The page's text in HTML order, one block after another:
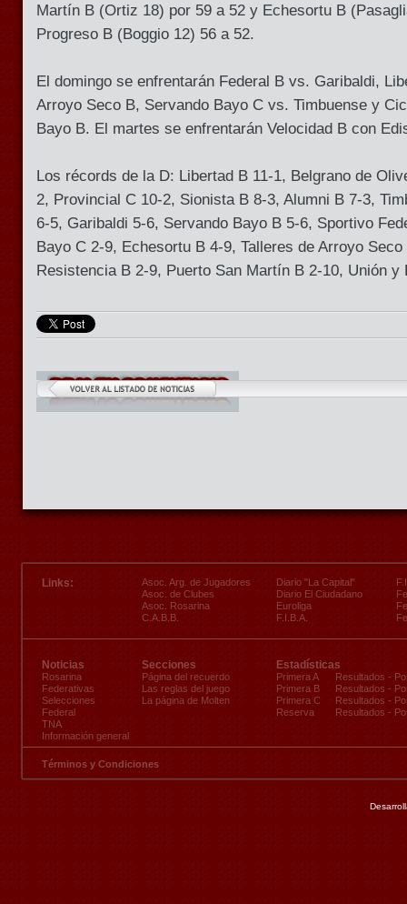
Martín B (Ortiz 18) por 59 a 52 y Echesortu B
Progreso B (Boggio 12) 56 a 52.
El domingo se enfrentarán Federal B vs. Garibaldi,
Arroyo Seco B, Servando Bayo C vs. Timbuense y
Bayo B. El martes se enfrentarán Velocidad B con
Los récords de la D: Libertad B 11-1, Belgrano de
2, Provincial C 10-2, Sionista B 8-3, Alumni B 7-3,
6-5, Garibaldi 5-6, Servando Bayo B 5-6, Sportivo
Bayo C 2-9, Echesortu B 4-9, Talleres de Arroyo
Resistencia B 2-9, Puerto San Martín B 2-10, Unión y
Links:
Asoc. Arg. de Jugadores
Asoc. de Clubes
Asoc. Rosarina
C.A.B.B.
Diario "La Capital"
Diario El Ciudadano
Euroliga
F.I.B.A.
Noticias
Rosarina
Federativas
Selecciones
Federal
TNA
Información general
Secciones
Página del recuerdo
Las reglas del juego
La página de Molten
Estadísticas
Primera A
Primera B
Primera C
Reserva
Resultados -
Resultados -
Resultados -
Resultados -
Términos y Condiciones